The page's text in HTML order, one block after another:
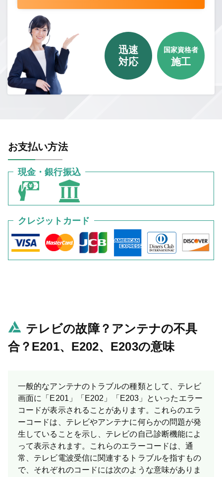
迅速
対応
国家資格者
施工
お支払い方法
現金・銀行振込
クレジットカード
テレビの故障？アンテナの不具
合？E201、E202、E203の意味
一般的なアンテナのトラブルの種類として、テレビ
画面に「E201」「E202」「E203」といったエラー
コードが表示されることがあります。これらのエラ
ーコードは、テレビやアンテナに何らかの問題が発
生していることを示し、テレビの自己診断機能によ
って表示されます。これらのエラーコードは、通
常、テレビ電波受信に関連するトラブルを指すもの
で、それぞれのコードには次のような意味がありま